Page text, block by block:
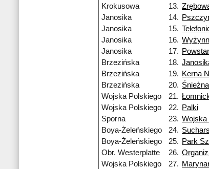
Krokusowa
13.
Janosika
14.
Janosika
15.
Janosika
16.
Janosika
17.
Brzezińska
18.
Brzezińska
19. Kerna
Brzezińska
20.
Wojska Polskiego
21.
Wojska Polskiego
22. Palki
Sporna
23. Wojska
Boya-Żeleńskiego
24.
Boya-Żeleńskiego
25. Park
Obr. Westerplatte
26.
Wojska Polskiego
27.